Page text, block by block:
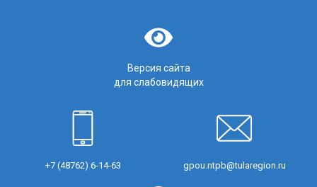
Версия сайта
для слабовидящих
+7 (48762) 6-14-63 gpou.ntpb@tularegion.ru